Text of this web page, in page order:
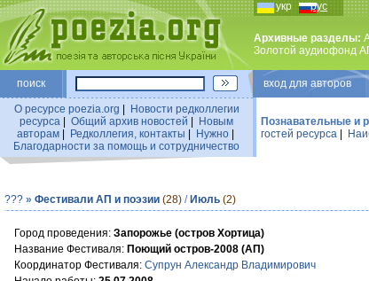
укр рус
Архивные разделы:
Золотой аудиофонд
поиск вход для авторов
О ресурсе poezia.org
Новости редколлегии
ресурса
Общий архив новостей
Новым
авторам| Редколлегия, контакты Нужно|
Благодарности за помощь и сотрудничество
Познавательные и
гостей ресурса
??? » Фестивали АП и поэзии (28) / Июль (2)
Город проведения: Запорожье (остров Хортица)
Название Фестиваля: Поющий остров-2008 (АП)
Координатор Фестиваля: Супрун Александр Владимирович